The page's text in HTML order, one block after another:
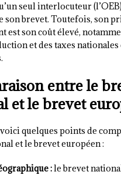
seul interlocuteur
son brevet. Toutefois, son
est son coût élevé,
et des taxes nationales
entre le
et le brevet
quelques points de
et le brevet européen :
:le brevet